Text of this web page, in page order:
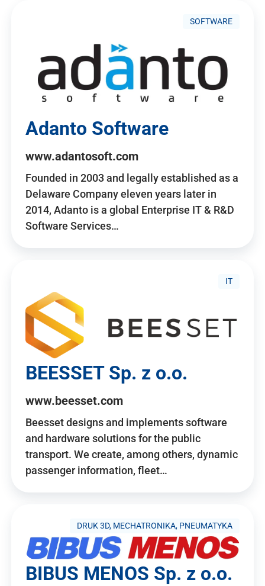
SOFTWARE
Adanto Software
www.adantosoft.com
Founded in 2003 and legally established as a
Delaware Company eleven years later in
2014, Adanto is a global Enterprise IT & R&D
Software Services…
IT
BEESSET Sp. z o.o.
www.beesset.com
Beesset designs and implements software
and hardware solutions for the public
transport. We create, among others, dynamic
passenger information, fleet…
DRUK 3D, MECHATRONIKA, PNEUMATYKA
BIBUS MENOS Sp. z o.o.